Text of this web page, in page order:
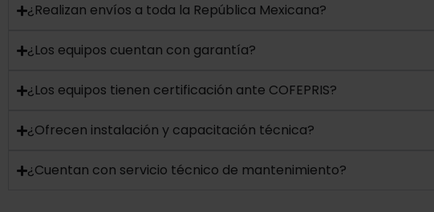
¿Realizan envíos a toda la República Mexicana?
¿Los equipos cuentan con garantía?
¿Los equipos tienen certificación ante COFEPRIS?
¿Ofrecen instalación y capacitación técnica?
¿Cuentan con servicio técnico de mantenimiento?